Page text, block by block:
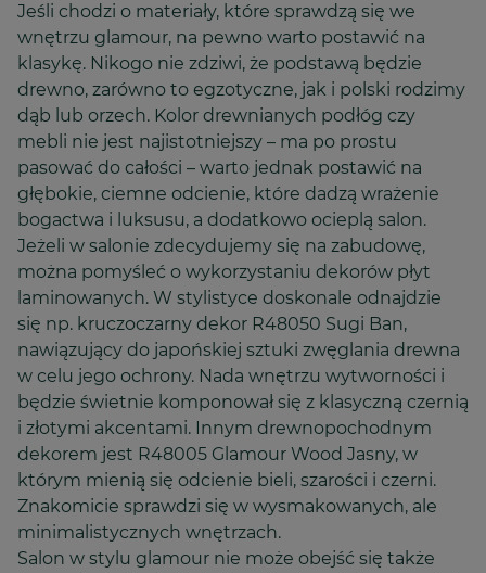
Jeśli chodzi o materiały, które sprawdzą się we
wnętrzu glamour, na pewno warto postawić na
klasykę. Nikogo nie zdziwi, że podstawą będzie
drewno, zarówno to egzotyczne, jak i polski rodzimy
dąb lub orzech. Kolor drewnianych podłóg czy
mebli nie jest najistotniejszy – ma po prostu
pasować do całości – warto jednak postawić na
głębokie, ciemne odcienie, które dadzą wrażenie
bogactwa i luksusu, a dodatkowo ocieplą salon.
Jeżeli w salonie zdecydujemy się na zabudowę,
można pomyśleć o wykorzystaniu dekorów płyt
laminowanych. W stylistyce doskonale odnajdzie
się np. kruczoczarny dekor R48050 Sugi Ban,
nawiązujący do japońskiej sztuki zwęglania drewna
w celu jego ochrony. Nada wnętrzu wytworności i
będzie świetnie komponował się z klasyczną czernią
i złotymi akcentami. Innym drewnopochodnym
dekorem jest R48005 Glamour Wood Jasny, w
którym mienią się odcienie bieli, szarości i czerni.
Znakomicie sprawdzi się w wysmakowanych, ale
minimalistycznych wnętrzach.
Salon w stylu glamour nie może obejść się także